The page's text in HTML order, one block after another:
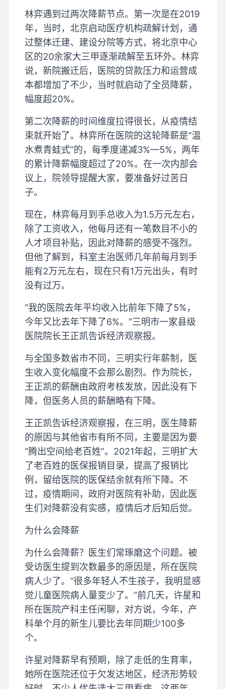
林弈遇到过两次降薪节点。第一次是在2019
年，当时，北京启动医疗机构疏解计划，通
过整体迁建、建设分院等方式，将北京中心
区的20余家大三甲逐渐疏解至五环外。林弈
说，新院搬迁后，医院的贷款压力和运营成
本都增加了不少，当时就启动了全员降薪，
幅度超20%。
第二次降薪的时间维度拉得很长，从疫情结
束就开始了。林弈所在医院的这轮降薪是“温
水煮青蛙式”的，每季度递减3%—5%，两年
的累计降薪幅度超过了20%。在一次内部会
议上，院领导提醒大家，要准备好过苦日
子。
现在，林弈每月到手总收入为1.5万元左右，
除了工资收入，他每月还有一笔数目不小的
人才项目补贴，因此对降薪的感受不强烈。
但他了解到，科室主治医师几年前每月到手
能有2万元左右，现在只有1万元出头，有时
没有过万。
“我的医院去年平均收入比前年下降了5%，
今年又比去年下降了6%。”三明市一家县级
医院院长王正凯告诉经济观察报。
与全国多数省市不同，三明实行年薪制，医
生收入变化幅度不会那么剧烈。作为院长，
王正凯的薪酬由政府考核发放，因此没有下
降，但医务人员的薪酬略有下降。
王正凯告诉经济观察报，在三明，医生降薪
的原因与其他省市有所不同，主要是因为要
“腾出空间给老百姓”。2021年起，三明扩大
了老百姓的医保报销目录，提高了报销比
例，留给医院的医保结余就有所下降。不
过，疫情期间，政府对医院有补助，因此医
生们对降薪没有实感，疫情后才后知后觉。
为什么会降薪
为什么会降薪？医生们常琢磨这个问题。被
受访医生提到次数最多的原因是，所在医院
病人少了。“很多年轻人不生孩子，我明显感
觉儿童医院病人量变少了。”前几天，许星和
所在医院产科主任闲聊，对方说，今年，产
科单个月的新生儿要比去年同期少100多
个。
许星对降薪早有预期，除了走低的生育率，
她所在医院还位于欠发达地区，经济形势较